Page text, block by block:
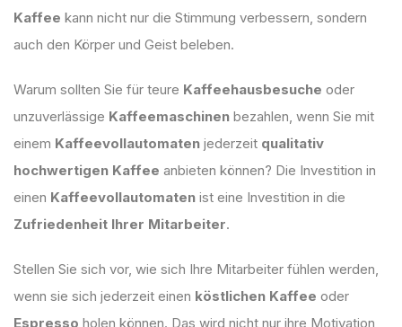
Kaffee kann nicht nur die Stimmung verbessern, sondern
auch den Körper und Geist beleben.
Warum sollten Sie für teure Kaffeehausbesuche oder
unzuverlässige Kaffeemaschinen bezahlen, wenn Sie mit
einem Kaffeevollautomaten jederzeit qualitativ
hochwertigen Kaffee anbieten können? Die Investition in
einen Kaffeevollautomaten ist eine Investition in die
Zufriedenheit Ihrer Mitarbeiter.
Stellen Sie sich vor, wie sich Ihre Mitarbeiter fühlen werden,
wenn sie sich jederzeit einen köstlichen Kaffee oder
Espresso holen können. Das wird nicht nur ihre Motivation